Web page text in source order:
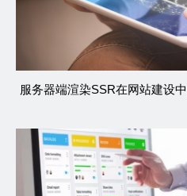
服务器端渲染SSR在网站建设